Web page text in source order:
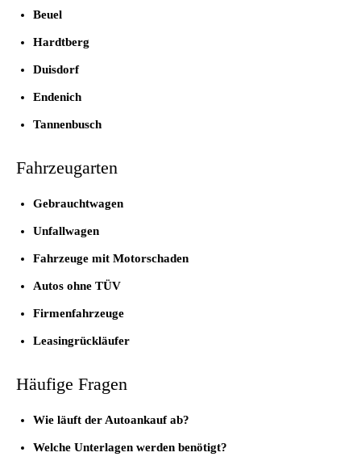
Beuel
Hardtberg
Duisdorf
Endenich
Tannenbusch
Fahrzeugarten
Gebrauchtwagen
Unfallwagen
Fahrzeuge mit Motorschaden
Autos ohne TÜV
Firmenfahrzeuge
Leasingrückläufer
Häufige Fragen
Wie läuft der Autoankauf ab?
Welche Unterlagen werden benötigt?